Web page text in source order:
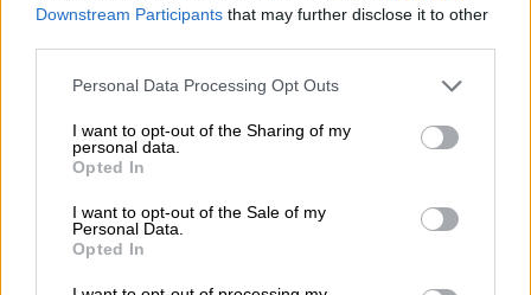
Downstream Participants that may further disclose it to other
Personal Data Processing Opt Outs
I want to opt-out of the Sharing of my
personal data.
Opted In
I want to opt-out of the Sale of my
Personal Data.
Opted In
scolastico è la suaripercussione psicologica
Lo studente che colleziona voti negativi tende a
sviluppare una convinzione limitante: “non sono
sono intelligente”. Questo meccanismo
psicologico innesca una profezia che si
autoavvera: la scarsa autostima porta a un
minore impegno (per paura di fallire ancora),